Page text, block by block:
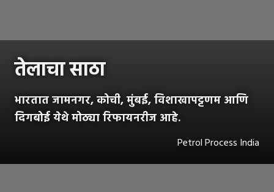
तेलाचा साठा
भारतात जामनगर, कोची, मुंबई, विशाखापट्टणम आणि
दिगबोई येथे मोठ्या रिफायनरीज आहे.
Petrol Process India